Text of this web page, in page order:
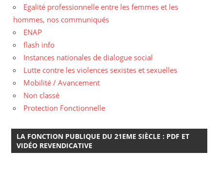
Egalité professionnelle entre les femmes et les
hommes, nos communiqués
ENAP
flash info
Instances nationales de dialogue social
Lutte contre les violences sexistes et sexuelles
Mobilité / Avancement
Non classé
Protection Fonctionnelle
LA FONCTION PUBLIQUE DU 21EME SIÈCLE : PDF ET
VIDÉO REVENDICATIVE